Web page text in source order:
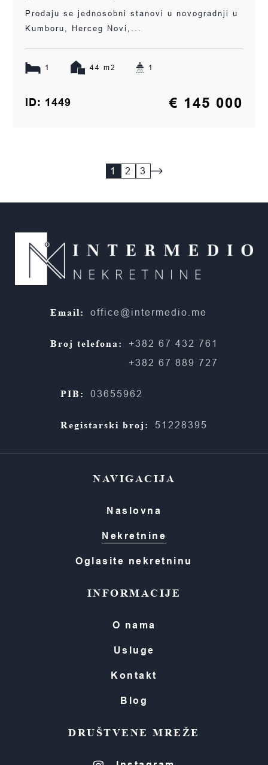
Prodaju se jednosobni stanovi u novogradnji u
Kumboru, Herceg Novi,...
1 44 m2 1
ID: 1449 € 145 000
1 2 3
Email: office@intermedio.me
Broj telefona:
+382 67 432 761
+382 67 889 727
PIB: 03655962
Registarski broj: 51228395
NAVIGACIJA
Naslovna
Nekretnine
Oglasite nekretninu
INFORMACIJE
O nama
Usluge
Kontakt
Blog
DRUŠTVENE MREŽE